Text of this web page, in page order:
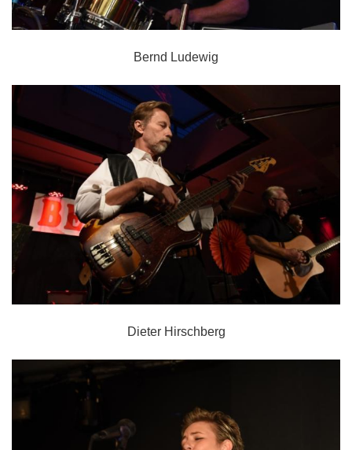
Bernd Ludewig
Dieter Hirschberg